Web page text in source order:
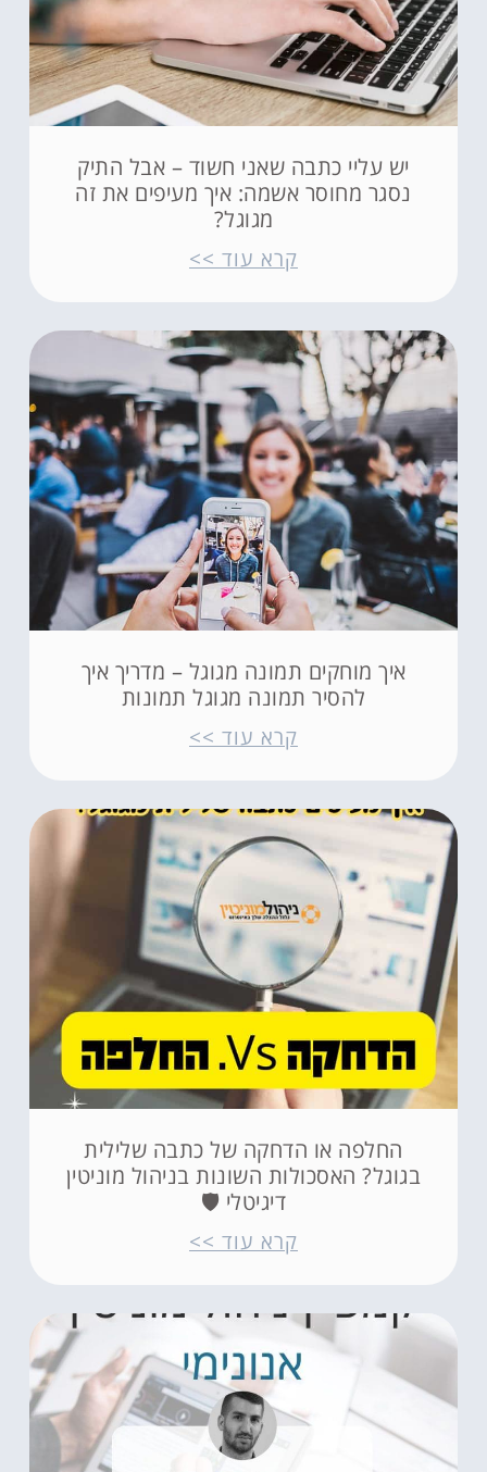
יש עליי כתבה שאני חשוד – אבל התיק
נסגר מחוסר אשמה: איך מעיפים את זה
מגוגל?
קרא עוד >>
איך מוחקים תמונה מגוגל – מדריך איך
להסיר תמונה מגוגל תמונות
קרא עוד >>
החלפה או הדחקה של כתבה שלילית
בגוגל? האסכולות השונות בניהול מוניטין
דיגיטלי 🛡️
קרא עוד >>